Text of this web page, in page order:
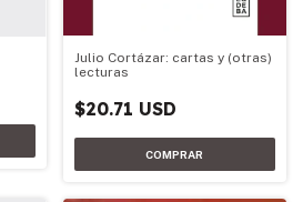
Julio Cortázar: cartas y (otras)
lecturas
$20.71 USD